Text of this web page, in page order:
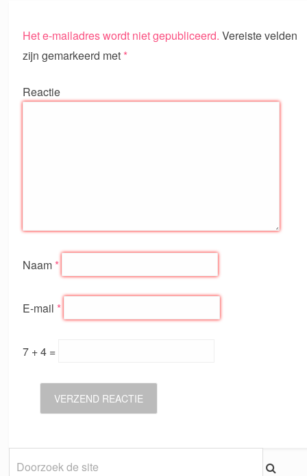
Het e-mailadres wordt niet gepubliceerd. Vereiste velden
zijn gemarkeerd met *
Reactie
Naam *
E-mail *
7 + 4 =